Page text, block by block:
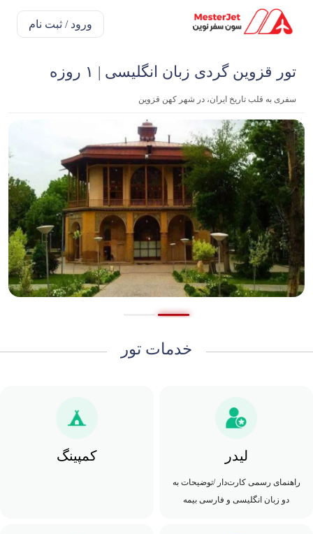
ورود / ثبت نام
تور قزوین گردی زبان انگلیسی | ۱ روزه
سفری به قلب تاریخ ایران، در شهر کهن قزوین
خدمات تور
لیدر
راهنمای رسمی کارت‌دار /توضیحات به
دو زبان انگلیسی و فارسی بیمه
کمپینگ